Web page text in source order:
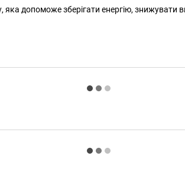
допоможе зберігати енергію, знижувати